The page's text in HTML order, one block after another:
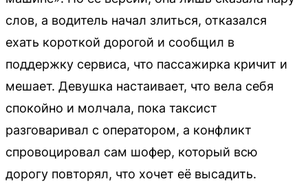
слов, а водитель начал злиться, отказался
ехать короткой дорогой и сообщил в
поддержку сервиса, что пассажирка кричит и
мешает. Девушка настаивает, что вела себя
спокойно и молчала, пока таксист
разговаривал с оператором, а конфликт
спровоцировал сам шофер, который всю
дорогу повторял, что хочет её высадить.